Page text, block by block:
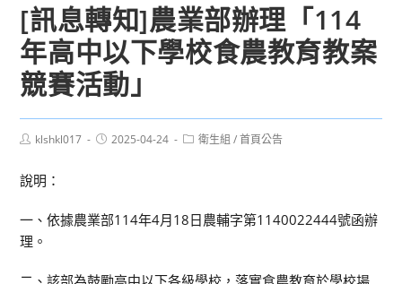
[訊息轉知]農業部辦理「114
年高中以下學校食農教育教案
競賽活動」
Postklshkl017
Post2025-04-24
Post衛生組 / 首頁公告
說明：
一、依據農業部114年4月18日農輔字第1140022444號函辦
理。
二、該部為鼓勵高中以下各級學校，落實食農教育於學校場